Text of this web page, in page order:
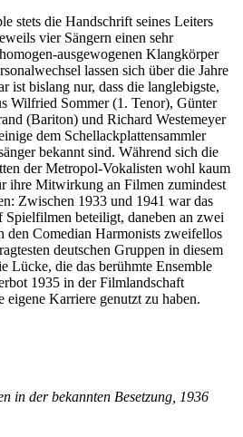
stets die Handschrift seines Leiters
vier Sängern einen sehr
ausgewogenen Klangkörper
lassen sich über die Jahre
ist bislang nur, dass die langlebigste,
Wilfried Sommer (1. Tenor), Günter
(Bariton) und Richard Westemeyer
dem Schellackplattensammler
bekannt sind. Während sich die
der Metropol-Vokalisten wohl kaum
ihre Mitwirkung an Filmen zumindest
Zwischen 1933 und 1941 war das
Spielfilmen beteiligt, daneben an zwei
den Comedian Harmonists zweifellos
deutschen Gruppen in diesem
Lücke, die das berühmte Ensemble
1935 in der Filmlandschaft
Karriere genutzt zu haben.
in der bekannten Besetzung, 1936